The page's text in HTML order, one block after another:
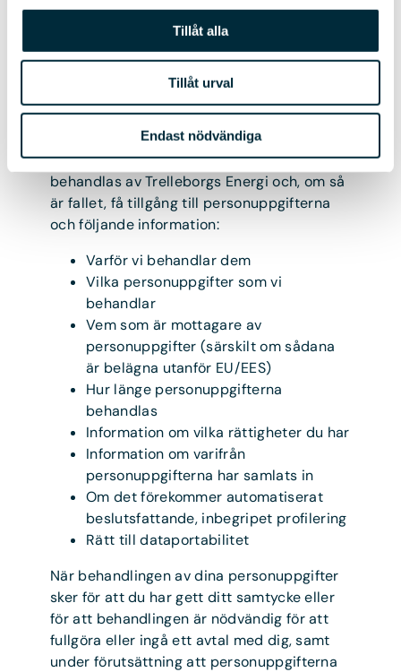
Tillåt alla
Tillåt urval
Endast nödvändiga
lagring av personuppgifterna, till exempel
under tiden då Trelleborgs Energi utreder
om du har rätt till radering.
Rätt till tillgång
Du har rätt att få en bekräftelse från
Trelleborgs Energi att dina personuppgifter
behandlas av Trelleborgs Energi och, om så
är fallet, få tillgång till personuppgifterna
och följande information:
Varför vi behandlar dem
Vilka personuppgifter som vi
behandlar
Vem som är mottagare av
personuppgifter (särskilt om sådana
är belägna utanför EU/EES)
Hur länge personuppgifterna
behandlas
Information om vilka rättigheter du har
Information om varifrån
personuppgifterna har samlats in
Om det förekommer automatiserat
beslutsfattande, inbegripet profilering
Rätt till dataportabilitet
När behandlingen av dina personuppgifter
sker för att du har gett ditt samtycke eller
för att behandlingen är nödvändig för att
fullgöra eller ingå ett avtal med dig, samt
under förutsättning att personuppgifterna